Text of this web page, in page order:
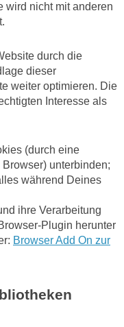
wird nicht mit anderen
durch die
dieser
weiter optimieren. Die
Interesse als
(durch eine
unterbinden;
während Deines
ihre Verarbeitung
Plugin herunter
Browser Add On zur